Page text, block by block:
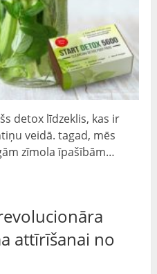
detox līdzeklis, kas ir
veidā. tagad, mēs
zīmola īpašībām…
attīrīšanai no